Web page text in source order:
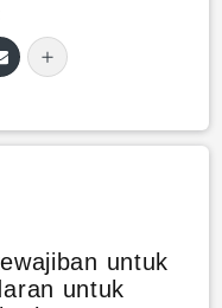
untuk
untuk